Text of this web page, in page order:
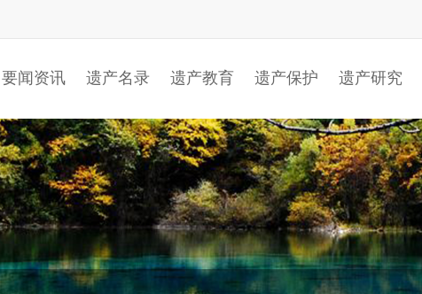
要闻资讯 遗产名录 遗产教育 遗产保护 遗产研究